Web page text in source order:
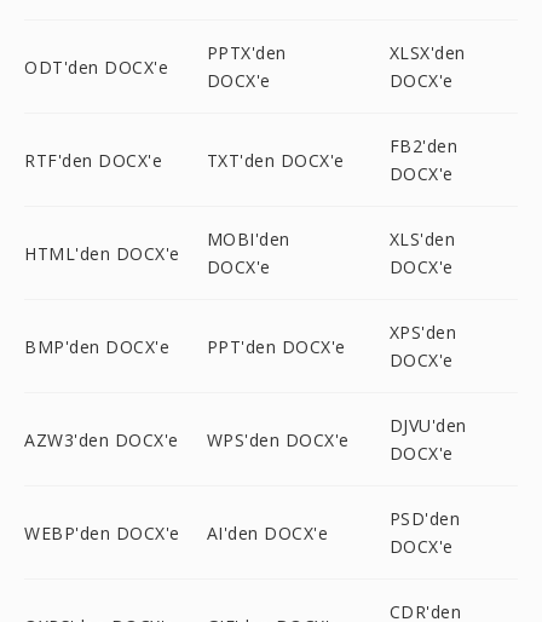
ODT'den DOCX'e
PPTX'den
DOCX'e
XLSX'den
DOCX'e
RTF'den DOCX'e TXT'den DOCX'e
FB2'den
DOCX'e
HTML'den DOCX'e
MOBI'den
DOCX'e
XLS'den
DOCX'e
BMP'den DOCX'e PPT'den DOCX'e
XPS'den
DOCX'e
AZW3'den DOCX'e WPS'den DOCX'e
DJVU'den
DOCX'e
WEBP'den DOCX'e AI'den DOCX'e
PSD'den
DOCX'e
CDR'den